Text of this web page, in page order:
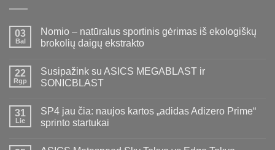
03
Bal
Nomio – natūralus sportinis gėrimas iš ekologiškų
brokolių daigų ekstrakto
22
Rgp
Susipažink su ASICS MEGABLAST ir
SONICBLAST
31
Lie
SP4 jau čia: naujos kartos „adidas Adizero Prime“
sprinto startukai